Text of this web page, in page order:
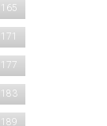
165
171
177
183
189